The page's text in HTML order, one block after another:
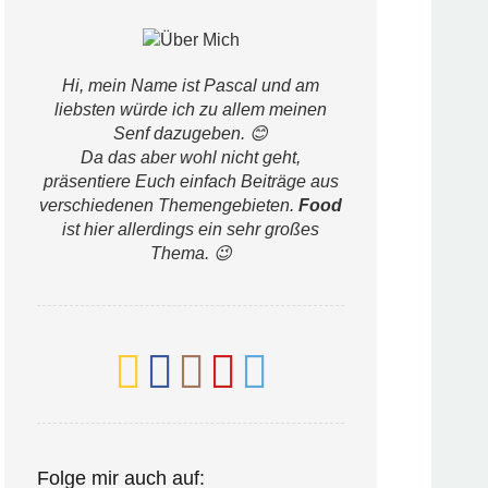
Hi, mein Name ist Pascal und am
liebsten würde ich zu allem meinen
Senf dazugeben. 😊
Da das aber wohl nicht geht,
präsentiere Euch einfach Beiträge aus
verschiedenen Themengebieten. Food
ist hier allerdings ein sehr großes
Thema. 😉
Folge mir auch auf: